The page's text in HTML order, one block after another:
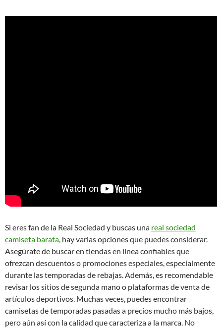
Si eres fan de la Real Sociedad y buscas una real sociedad
camiseta barata, hay varias opciones que puedes considerar.
Asegúrate de buscar en tiendas en línea confiables que
ofrezcan descuentos o promociones especiales, especialmente
durante las temporadas de rebajas. Además, es recomendable
revisar los sitios de segunda mano o plataformas de venta de
artículos deportivos. Muchas veces, puedes encontrar
camisetas de temporadas pasadas a precios mucho más bajos,
pero aún así con la calidad que caracteriza a la marca. No